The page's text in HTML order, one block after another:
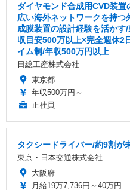
ダイヤモンド合成用CVD装
広い海外ネットワークを持
成膜装置の設計経験を活か
収目安500万以上×完全週休2
イム制/年収500万円以上
日総工産株式会社
東京都
年収500万円～
正社員
タクシードライバー/約9割が
東京・日本交通株式会社
大阪府
月給19万7,736円～40万円